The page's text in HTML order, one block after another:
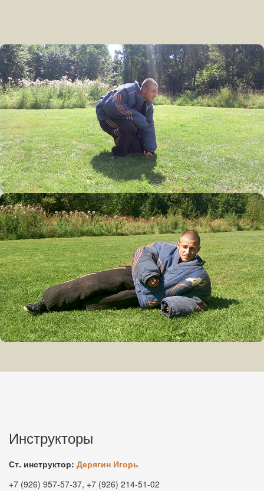
Инструкторы
Ст. инструктор: Дерягин Игорь
+7 (926) 957-57-37, +7 (926) 214-51-02